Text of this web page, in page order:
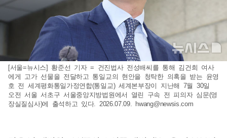
[서울=뉴시스] 황준선 기자 = 건진법사 전성배씨를 통해 김건희 여사
에게 고가 선물을 전달하고 통일교의 현안을 청탁한 의혹을 받는 윤영
호 전 세계평화통일가정연합(통일교) 세계본부장이 지난해 7월 30일
오전 서울 서초구 서울중앙지방법원에서 열린 구속 전 피의자 심문(영
장실질심사)에 출석하고 있다. 2026.07.09. hwang@newsis.com